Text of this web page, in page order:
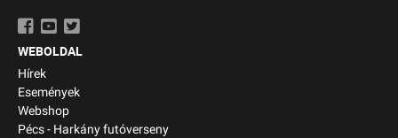
WEBOLDAL
Hírek
Események
Webshop
Pécs - Harkány futóverseny